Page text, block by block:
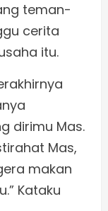
teman-
cerita
itu.
dirimu Mas.
Mas,
makan
Kataku